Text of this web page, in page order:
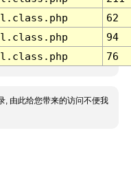
62
94
76
, 由此给您带来的访问不便我